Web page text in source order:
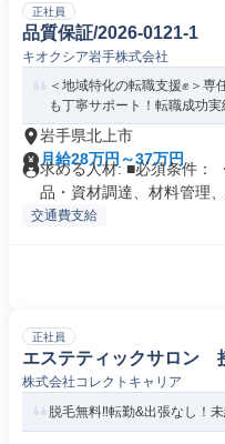
正社員
品質保証/2026-0121-1
キオクシア岩手株式会社
＜地域特化の転職支援✊️＞
も丁寧サポート！転職成功実
岩手県北上市
月給28万円～37万円
求める人材: ■必須条件：
品・資材調達、材料管理、
交通費支給
正社員
エステティックサロン
株式会社コレクトキャリア
脱毛無料‼転勤&出張なし！